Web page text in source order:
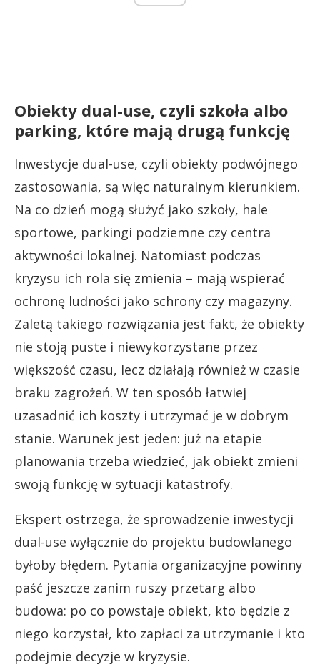
Obiekty dual-use, czyli szkoła albo
parking, które mają drugą funkcję
Inwestycje dual-use, czyli obiekty podwójnego
zastosowania, są więc naturalnym kierunkiem.
Na co dzień mogą służyć jako szkoły, hale
sportowe, parkingi podziemne czy centra
aktywności lokalnej. Natomiast podczas
kryzysu ich rola się zmienia – mają wspierać
ochronę ludności jako schrony czy magazyny.
Zaletą takiego rozwiązania jest fakt, że obiekty
nie stoją puste i niewykorzystane przez
większość czasu, lecz działają również w czasie
braku zagrożeń. W ten sposób łatwiej
uzasadnić ich koszty i utrzymać je w dobrym
stanie. Warunek jest jeden: już na etapie
planowania trzeba wiedzieć, jak obiekt zmieni
swoją funkcję w sytuacji katastrofy.
Ekspert ostrzega, że sprowadzenie inwestycji
dual-use wyłącznie do projektu budowlanego
byłoby błędem. Pytania organizacyjne powinny
paść jeszcze zanim ruszy przetarg albo
budowa: po co powstaje obiekt, kto będzie z
niego korzystał, kto zapłaci za utrzymanie i kto
podejmie decyzje w kryzysie.